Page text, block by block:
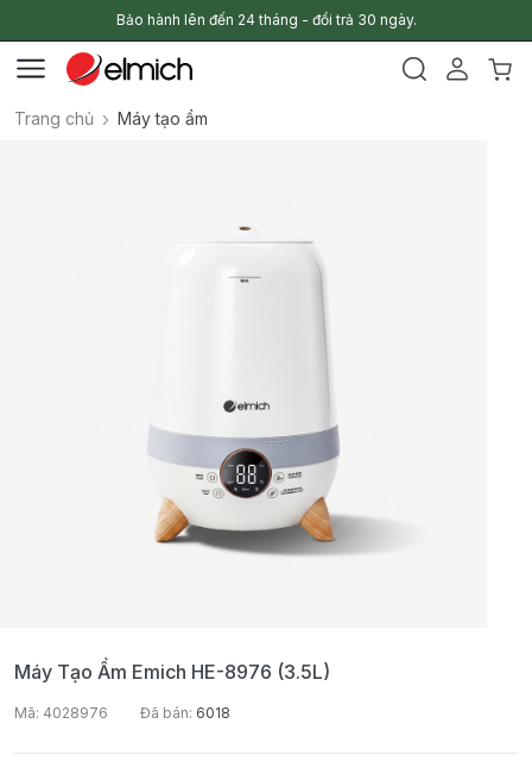
Bảo hành lên đến 24 tháng - đổi trả 30 ngày.
Trang chủ Máy tạo ẩm
Máy Tạo Ẩm Emich HE-8976 (3.5L)
Mã: 4028976 Đã bán: 6018